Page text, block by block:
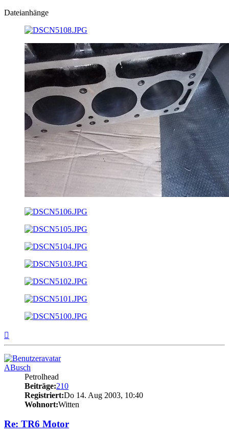
Dateianhänge
ABusch
Petrolhead
Beiträge:210
Registriert:Do 14. Aug 2003, 10:40
Wohnort:Witten
Re: TR6 Motor